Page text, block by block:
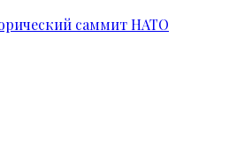
саммит НАТО